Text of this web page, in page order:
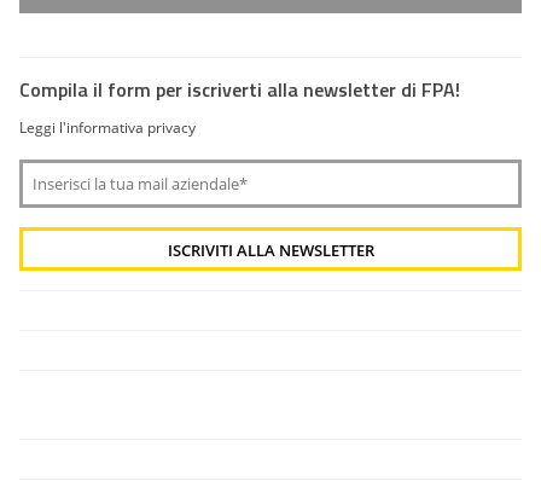
Compila il form per iscriverti alla newsletter di FPA!
Leggi l'informativa privacy